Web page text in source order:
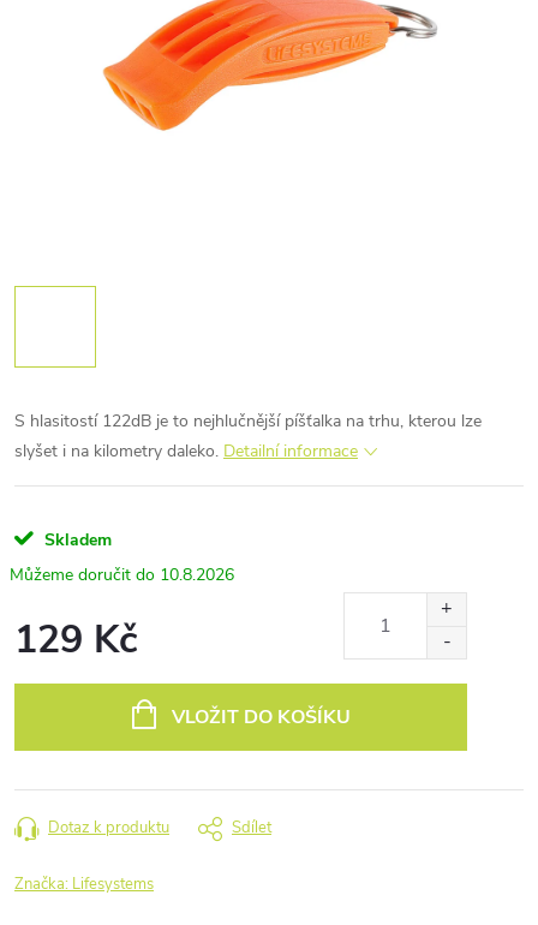
S hlasitostí 122dB je to nejhlučnější píšťalka na trhu, kterou lze
slyšet i na kilometry daleko. Detailní informace
Skladem
10.8.2026
129 Kč
VLOŽIT DO KOŠÍKU
Dotaz k produktu Sdílet
Značka: Lifesystems